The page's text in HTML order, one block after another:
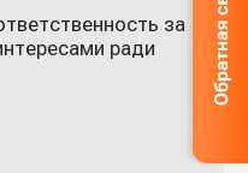
за
ради